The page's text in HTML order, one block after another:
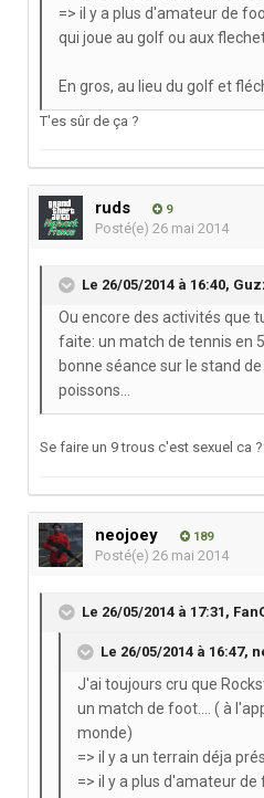
=> il y a plus d'amateur de
qui joue au golf ou aux
En gros, au lieu du golf et
T'es sûr de ça ?
ruds 9
Posté(e) 26 mai 2014
Le 26/05/2014 à 16:40,
Ou encore des activités que
faite: un match de tennis en
bonne séance sur le stand
poissons...
Se faire un 9 trous c'est sexuel ca ?
neojoey 189
Posté(e) 26 mai 2014
Le 26/05/2014 à 17:31,
Le 26/05/2014 à 16:47,
J'ai toujours cru que
un match de foot.... ( à
monde)
=> il y a un terrain déja
=> il y a plus d'amateur de